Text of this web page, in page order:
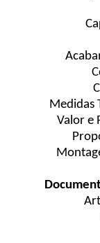
Medidas
Valor e